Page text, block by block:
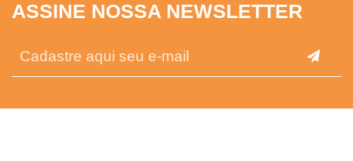
ASSINE NOSSA NEWSLETTER